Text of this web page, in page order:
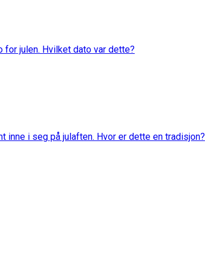
julen. Hvilket dato var dette?
inne i seg på julaften. Hvor er dette en tradisjon?